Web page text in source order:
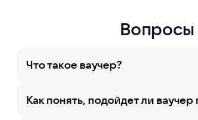
Вопросы
Что такое ваучер?
Как понять, подойдет ли